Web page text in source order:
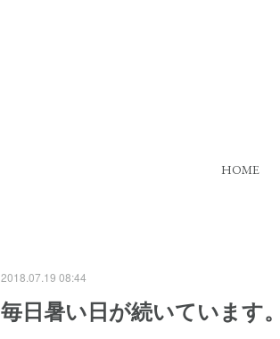
HOME
2018.07.19 08:44
毎日暑い日が続いています。